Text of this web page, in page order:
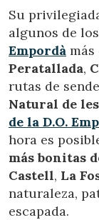
Su
algunos de los
Empordà más
Peratallada,
rutas de
Natural de
de la D.O.
hora es
más bonitas
Castell, La
naturaleza,
escapada.
información
utiliza en la
elaboración de
el fin de
datos de uso
guardar la
mejorar la
mejor
Marketing y
Estas cookies
sobre las
a través de la
navegación.
de navegación
relacionada